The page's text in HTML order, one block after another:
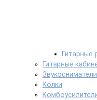
Гитарные
Гитарные
Звукосниматели
Колки